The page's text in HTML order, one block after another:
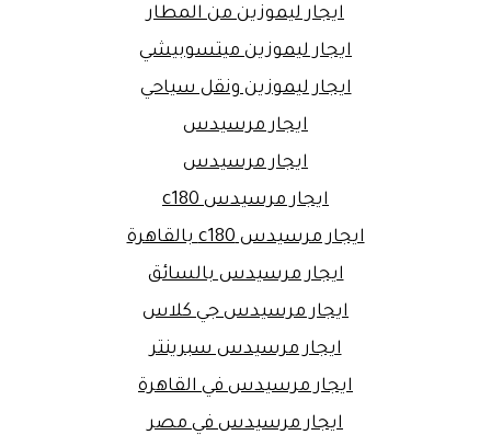
ايجار ليموزين من المطار
ايجار ليموزين ميتسوبيشي
ايجار ليموزين ونقل سياحي
ايجار مرسيدس
ايجار مرسيدس
ايجار مرسيدس c180
ايجار مرسيدس c180 بالقاهرة
ايجار مرسيدس بالسائق
ايجار مرسيدس جي كلاس
ايجار مرسيدس سبرينتر
ايجار مرسيدس في القاهرة
ايجار مرسيدس في مصر